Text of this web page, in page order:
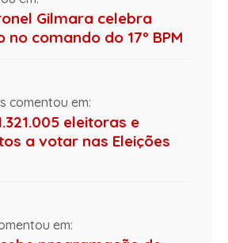
Gilmara celebra
comando do 17º BPM
comentou em:
eleitoras e
a votar nas Eleições
em: